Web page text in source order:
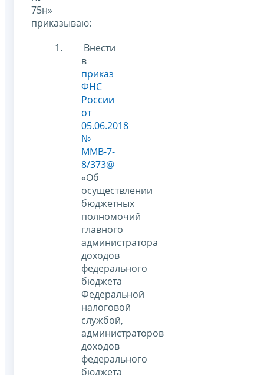
75н»
приказываю:
Внести
в
приказ
ФНС
России
от
05.06.2018
№
ММВ-7-
8/373@
«Об
осуществлении
бюджетных
полномочий
главного
администратора
доходов
федерального
бюджета
Федеральной
налоговой
службой,
администраторов
доходов
федерального
бюджета